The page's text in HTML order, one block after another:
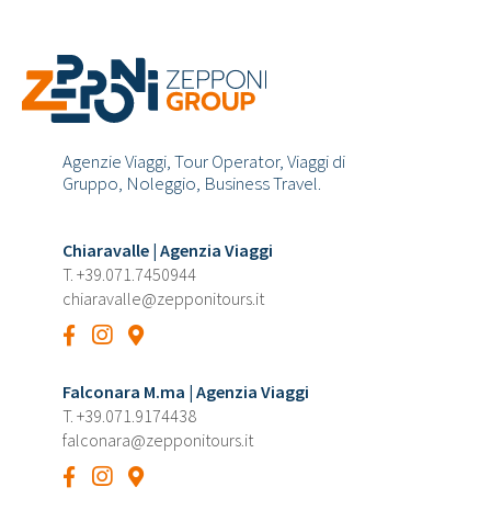
Agenzie Viaggi, Tour Operator, Viaggi di
Gruppo, Noleggio, Business Travel.
Chiaravalle | Agenzia Viaggi
T. +39.071.7450944
chiaravalle@zepponitours.it
Falconara M.ma | Agenzia Viaggi
T. +39.071.9174438
falconara@zepponitours.it